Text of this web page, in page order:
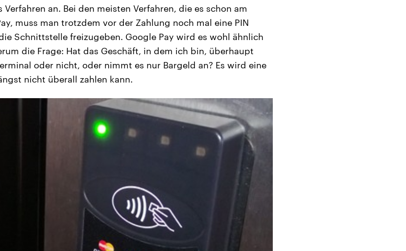
Verfahren an. Bei den meisten Verfahren, die es schon am
muss man trotzdem vor der Zahlung noch mal eine PIN
Schnittstelle freizugeben. Google Pay wird es wohl ähnlich
die Frage: Hat das Geschäft, in dem ich bin, überhaupt
oder nicht, oder nimmt es nur Bargeld an? Es wird eine
nicht überall zahlen kann.